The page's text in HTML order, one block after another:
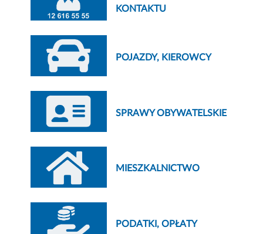
KONTAKTU
POJAZDY, KIEROWCY
SPRAWY OBYWATELSKIE
MIESZKALNICTWO
PODATKI, OPŁATY